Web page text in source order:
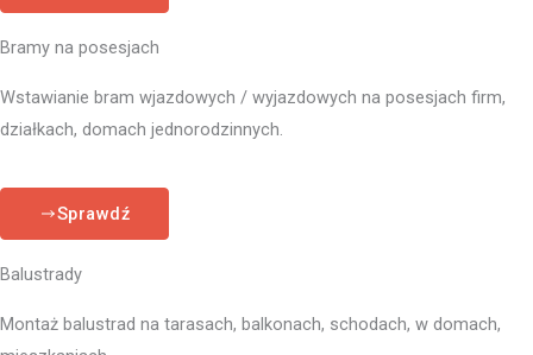
Bramy na posesjach
Wstawianie bram wjazdowych / wyjazdowych na posesjach firm,
działkach, domach jednorodzinnych.
Sprawdź
Balustrady
Montaż balustrad na tarasach, balkonach, schodach, w domach,